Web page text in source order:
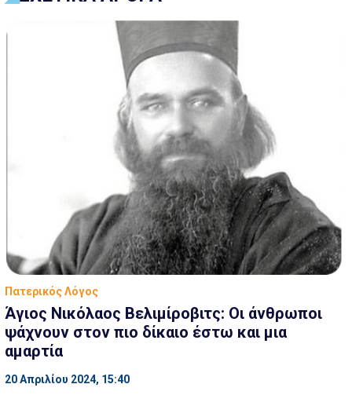
Πατερικός Λόγος
Άγιος Νικόλαος Βελιμίροβιτς: Οι άνθρωποι
ψάχνουν στον πιο δίκαιο έστω και μια
αμαρτία
20 Απριλίου 2024, 15:40